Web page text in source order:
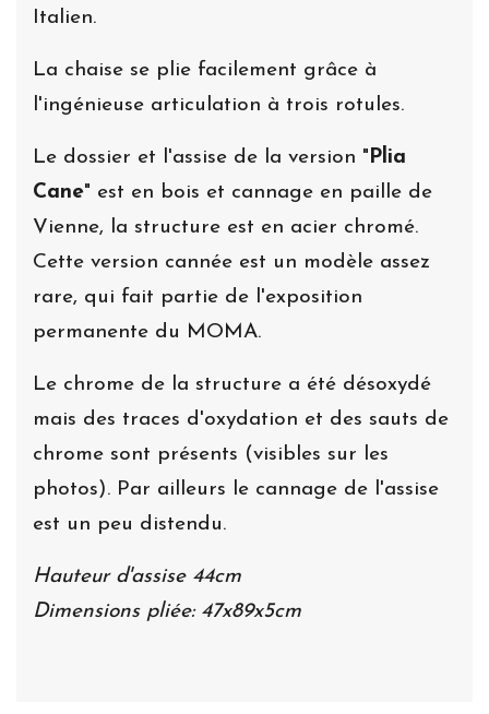
Italien.
La chaise se plie facilement grâce à
l'ingénieuse articulation à trois rotules.
Le dossier et l'assise de la version " Plia
Cane" est en bois et cannage en paille de
Vienne, la structure est en acier chromé.
Cette version cannée est un modèle assez
rare, qui fait partie de l'exposition
permanente du MOMA.
Le chrome de la structure a été désoxydé
mais des traces d'oxydation et des sauts de
chrome sont présents (visibles sur les
photos). Par ailleurs le cannage de l'assise
est un peu distendu.
Hauteur d'assise 44cm
Dimensions pliée: 47x89x5cm